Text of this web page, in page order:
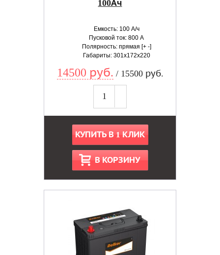
100Ач
Емкость: 100 А/ч
Пусковой ток: 800 А
Полярность: прямая [+ -]
Габариты: 301x172x220
14500 руб. / 15500 руб.
КУПИТЬ В 1 КЛИК
В КОРЗИНУ